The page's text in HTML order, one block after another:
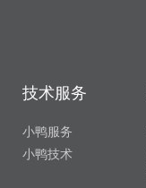
技术服务
小鸭服务
小鸭技术